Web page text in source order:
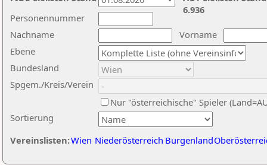
Nachname
Vorname
Ebene
Sortierung
Personennummer
Bundesland
Spgem./Kreis/Verein
Nur "österreichische" Spieler
Vereinslisten:Wien Niederösterreich Burgenland
6.936